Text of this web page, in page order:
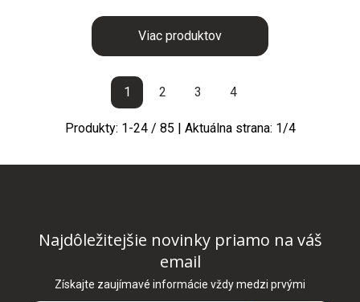
Viac produktov
1 2 3 4
Produkty: 1-24/ 85 | Aktuálna strana: 1/4
Najdôležitejšie novinky priamo na váš
email
Získajte zaujímavé informácie vždy medzi prvými